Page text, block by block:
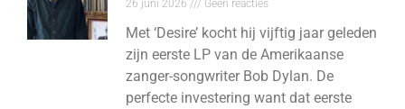
26 juni 2026 Geen reacties
Met ‘Desire’ kocht hij vijftig jaar geleden
zijn eerste LP van de Amerikaanse
zanger-songwriter Bob Dylan. De
perfecte investering want dat eerste